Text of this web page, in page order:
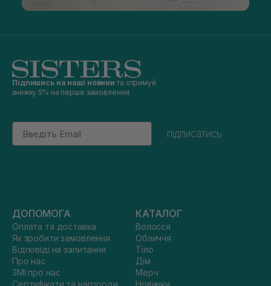
Підпишись на наші новини та отримуй
знижку 5% на перше замовлення
Email
підписатись
ДОПОМОГА
Оплата та доставка
Як зробити замовлення
Відповіді на запитання
Про нас
ЗМІ про нас
Сертифікати та нагороди
КАТАЛОГ
Волосся
Обличчя
Тіло
Дім
Мерч
Новинки